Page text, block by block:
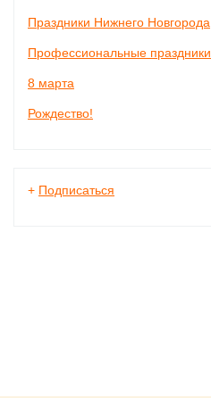
Праздники Нижнего Новгорода
Профессиональные праздники
8 марта
Рождество!
+ Подписаться